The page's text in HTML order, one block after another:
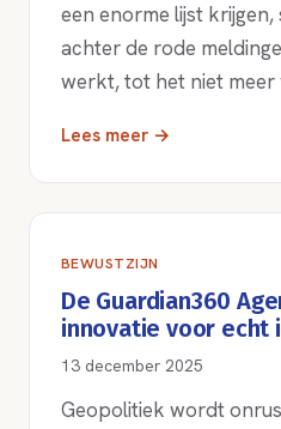
een enorme lijst
achter de rode
werkt, tot het niet
Lees meer →
BEWUSTZIJN
De Guardian360
innovatie voor echt
13 december 2025
Geopolitiek wordt